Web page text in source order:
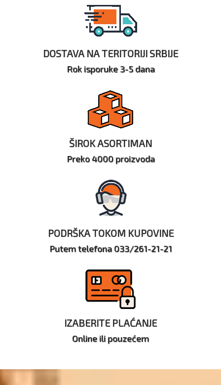
DOSTAVA NA TERITORIJI SRBIJE
Rok isporuke 3-5 dana
ŠIROK ASORTIMAN
Preko 4000 proizvoda
PODRŠKA TOKOM KUPOVINE
Putem telefona 033/261-21-21
IZABERITE PLAĆANJE
Online ili pouzećem